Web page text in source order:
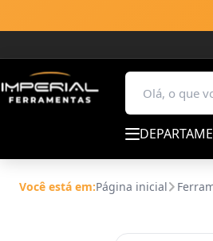
Você está em:Página inicial